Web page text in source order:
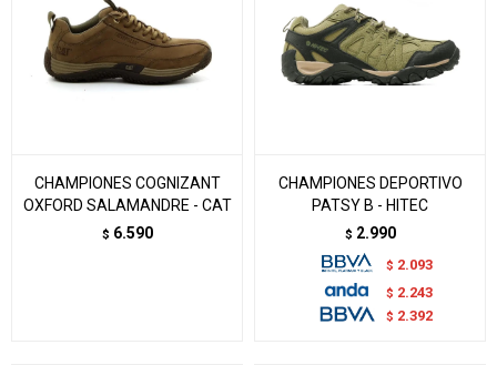
CHAMPIONES COGNIZANT
OXFORD SALAMANDRE - CAT
$ 6.590
CHAMPIONES DEPORTIVO
PATSY B - HITEC
$ 2.990
$ 2.093
$ 2.243
$ 2.392